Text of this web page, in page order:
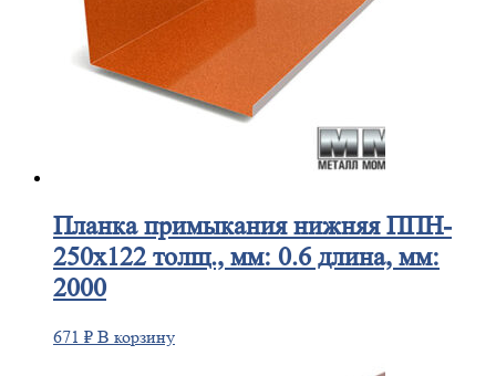
Планкапримыкания нижняя ППН-
250х122 толщ., мм: 0.6 длина, мм:
2000
671 ₽ В корзину